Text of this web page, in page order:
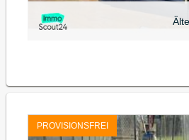
PROVISIONSFREI